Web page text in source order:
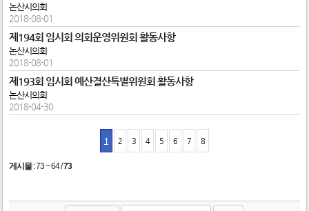
논산시의회
2018-08-01
제194회 임시회 의회운영위원회 활동사항
논산시의회
2018-08-01
제193회 임시회 예산결산특별위원회 활동사항
논산시의회
2018-04-30
1 2 3 4 5 6 7 8
게시물:73 ~ 64/73